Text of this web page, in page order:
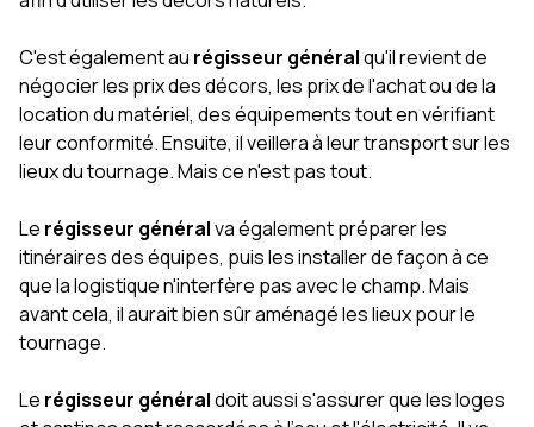
C'est également au régisseur généralqu'il revient de
négocier les prix des décors, les prix de l'achat ou de la
location du matériel, des équipements tout en vérifiant
leur conformité. Ensuite, il veillera à leur transport sur les
lieux du tournage. Mais ce n'est pas tout.
Le régisseur généralva également préparer les
itinéraires des équipes, puis les installer de façon à ce
que la logistique n'interfère pas avec le champ. Mais
avant cela, il aurait bien sûr aménagé les lieux pour le
tournage.
Le régisseur généraldoit aussi s'assurer que les loges